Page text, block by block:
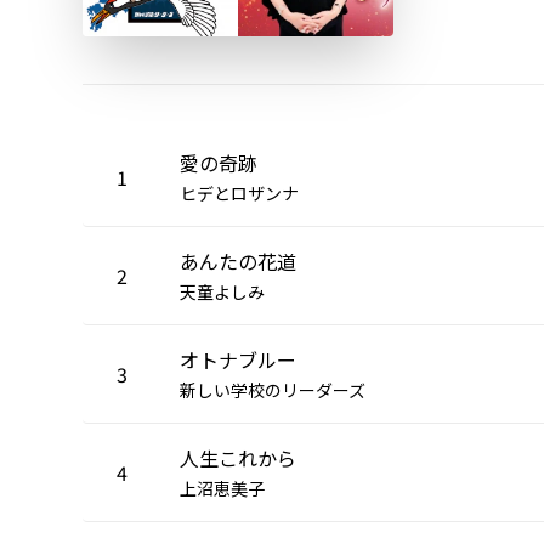
1 愛の奇跡
ヒデとロザンナ
2 あんたの花道
天童よしみ
3 オトナブルー
新しい学校のリーダーズ
4 人生これから
上沼恵美子